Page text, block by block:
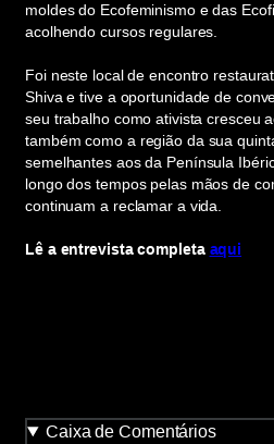
moldes do Ecofeminismo e das
acolhendo cursos regulares.
Foi neste local de encontro
Shiva e tive a oportunidade de
seu trabalho como ativista cresceu
também como a região da sua
semelhantes aos da Península
longo dos tempos pelas mãos de
continuam a reclamar a vida.
Lê a entrevista completa aqui
Caixa de Comentários